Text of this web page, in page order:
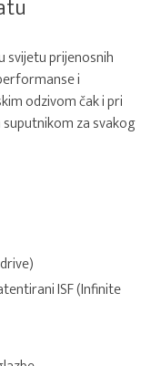
svijetu prijenosnih
i
odzivom čak i pri
za svakog
ISF (Infinite